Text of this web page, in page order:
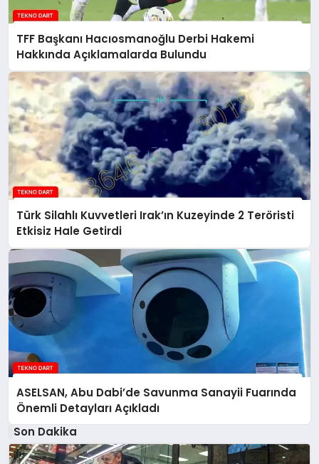
TFF Başkanı Hacıosmanoğlu Derbi Hakemi
Hakkında Açıklamalarda Bulundu
Türk Silahlı Kuvvetleri Irak’ın Kuzeyinde 2 Teröristi
Etkisiz Hale Getirdi
ASELSAN, Abu Dabi’de Savunma Sanayii Fuarında
Önemli Detayları Açıkladı
Son Dakika